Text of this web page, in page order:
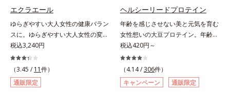
エクラエール
ゆらぎやすい大人女性の健康バラン
スに。ゆらぎやすい大人女性の変化
に寄り添うサプリメントです。2粒
に、女性の心強い味方である大豆イ
ソフラボン55mg(*1)と、金のユー
グレナ®(*2)250mgを配合しまし
た。フランス語で「輝き」を意味す
税込3,240円
（3.45 / 11件）
通販限定
ヘルシーリードプロテイン
年齢を感じさせない美と元気を育む
女性想いの大豆プロテイン。年齢を
感じさせない美と元気を育む、女性
想いの大豆プロテインです。1杯で
不足しがちなたんぱく質を補えま
す。大人女性の食習慣に基づき質と
量を考え、更年世代の女性に人気の
税込420円～
（4.14 /306件）
キャンペーン
通販限定